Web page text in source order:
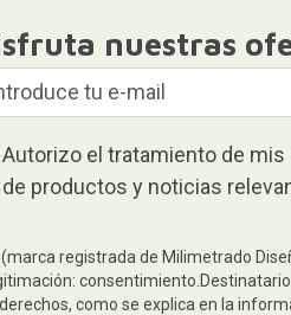
nuestras
Autorizo el tratamiento de
de productos y noticias
registrada de Milimetrado
como se explica en la